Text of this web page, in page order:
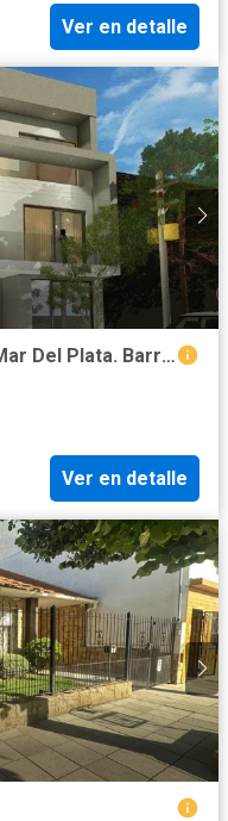
Ver en detalle
DUPLEX 3 AMB. A ESTRENAR. Mar Del Plata. Barrio Los Pinares.
Ver en detalle